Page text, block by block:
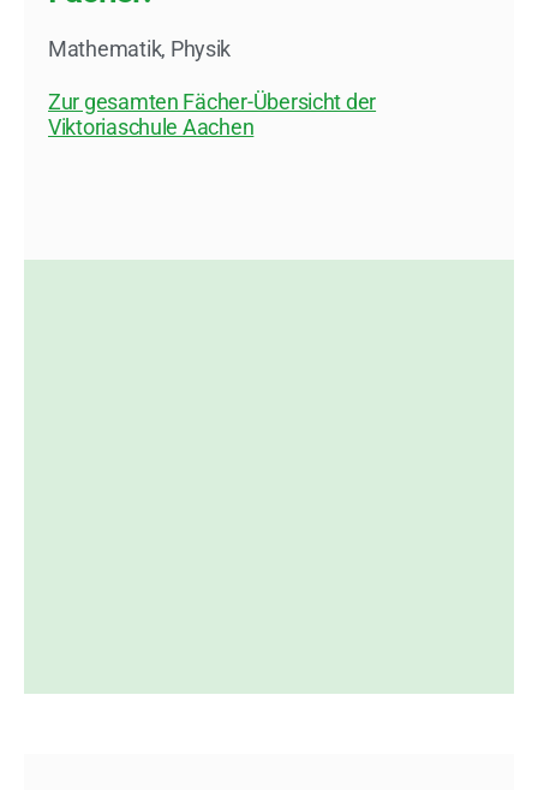
Mathematik, Physik
Zur gesamten Fächer-Übersicht der
Viktoriaschule Aachen